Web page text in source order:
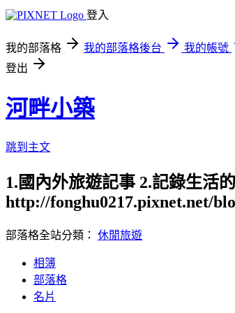
登入
我的部落格 我的部落格後台
我的帳號
登出
河畔小築
跳到主文
1.國內外旅遊記事 2.記錄生活
http://fonghu0217.pixnet.net/
部落格全站分類： 休閒旅遊
相簿
部落格
名片